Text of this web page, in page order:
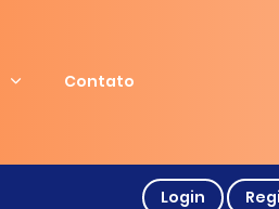
Contato
Login